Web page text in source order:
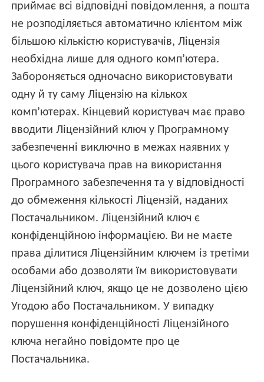
приймає всі відповідні повідомлення, а пошта
не розподіляється автоматично клієнтом між
більшою кількістю користувачів, Ліцензія
необхідна лише для одного комп’ютера.
Забороняється одночасно використовувати
одну й ту саму Ліцензію на кількох
комп’ютерах. Кінцевий користувач має право
вводити Ліцензійний ключ у Програмному
забезпеченні виключно в межах наявних у
цього користувача прав на використання
Програмного забезпечення та у відповідності
до обмеження кількості Ліцензій, наданих
Постачальником. Ліцензійний ключ є
конфіденційною інформацією. Ви не маєте
права ділитися Ліцензійним ключем із третіми
особами або дозволяти їм використовувати
Ліцензійний ключ, якщо це не дозволено цією
Угодою або Постачальником. У випадку
порушення конфіденційності Ліцензійного
ключа негайно повідомте про це
Постачальника.